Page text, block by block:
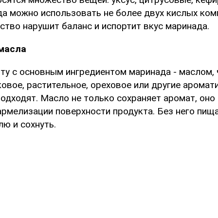
можно использовать не более двух кислых
нарушит баланс и испортит вкус маринада.
с основным ингредиентом маринада -
растительное, ореховое или другие
Масло не только сохраняет аромат,
поверхности продукта. Без него
и сохнуть.